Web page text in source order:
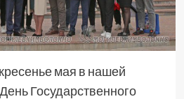
мая в нашей
Государственного